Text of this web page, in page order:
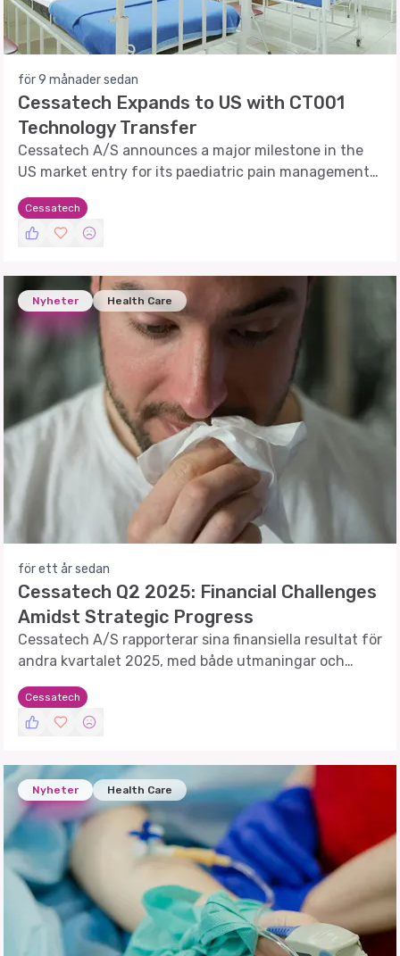
för 9 månader sedan
Cessatech Expands to US with CT001
Technology Transfer
Cessatech A/S announces a major milestone in the
US market entry for its paediatric pain management
solution, CT001.
Cessatech
Nyheter Health Care
för ett år sedan
Cessatech Q2 2025: Financial Challenges
Amidst Strategic Progress
Cessatech A/S rapporterar sina finansiella resultat för
andra kvartalet 2025, med både utmaningar och
framsteg i fokus.
Cessatech
Nyheter Health Care